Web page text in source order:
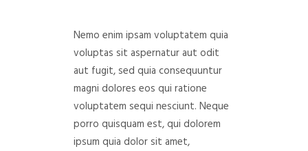
Nemo enim ipsam voluptatem quia
voluptas sit aspernatur aut odit
aut fugit, sed quia consequuntur
magni dolores eos qui ratione
voluptatem sequi nesciunt. Neque
porro quisquam est, qui dolorem
ipsum quia dolor sit amet,